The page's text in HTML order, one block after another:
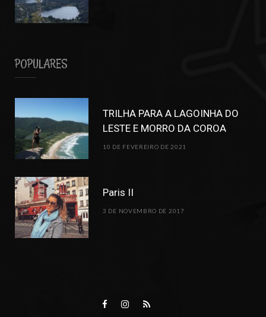
POPULARES
TRILHA PARA A LAGOINHA DO
LESTE E MORRO DA COROA
10 DE FEVEREIRO DE 2021
Paris II
3 DE NOVEMBRO DE 2017